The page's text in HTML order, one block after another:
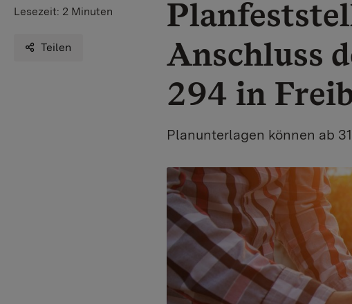
Lesezeit: 2 Minuten
Teilen
Anschluss
294 in
Planunterlagen können ab